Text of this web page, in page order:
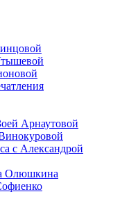
Арнаутовой
с Александрой
Олюшкина